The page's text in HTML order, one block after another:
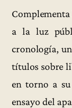
a la luz
cronología,
títulos sobre
en torno a
ensayo del